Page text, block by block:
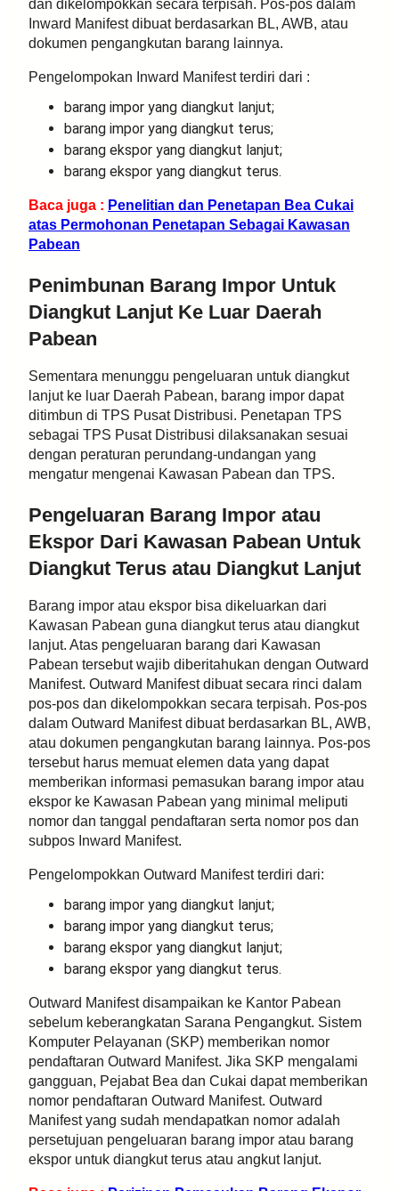
dan dikelompokkan secara terpisah. Pos-pos dalam
Inward Manifest dibuat berdasarkan BL, AWB, atau
dokumen pengangkutan barang lainnya.
Pengelompokan Inward Manifest terdiri dari :
barang impor yang diangkut lanjut;
barang impor yang diangkut terus;
barang ekspor yang diangkut lanjut;
barang ekspor yang diangkut terus.
Baca juga : Penelitian dan Penetapan Bea Cukai
atas Permohonan Penetapan Sebagai Kawasan
Pabean
Penimbunan Barang Impor Untuk
Diangkut Lanjut Ke Luar Daerah
Pabean
Sementara menunggu pengeluaran untuk diangkut
lanjut ke luar Daerah Pabean, barang impor dapat
ditimbun di TPS Pusat Distribusi. Penetapan TPS
sebagai TPS Pusat Distribusi dilaksanakan sesuai
dengan peraturan perundang-undangan yang
mengatur mengenai Kawasan Pabean dan TPS.
Pengeluaran Barang Impor atau
Ekspor Dari Kawasan Pabean Untuk
Diangkut Terus atau Diangkut Lanjut
Barang impor atau ekspor bisa dikeluarkan dari
Kawasan Pabean guna diangkut terus atau diangkut
lanjut. Atas pengeluaran barang dari Kawasan
Pabean tersebut wajib diberitahukan dengan Outward
Manifest. Outward Manifest dibuat secara rinci dalam
pos-pos dan dikelompokkan secara terpisah. Pos-pos
dalam Outward Manifest dibuat berdasarkan BL, AWB,
atau dokumen pengangkutan barang lainnya. Pos-pos
tersebut harus memuat elemen data yang dapat
memberikan informasi pemasukan barang impor atau
ekspor ke Kawasan Pabean yang minimal meliputi
nomor dan tanggal pendaftaran serta nomor pos dan
subpos Inward Manifest.
Pengelompokkan Outward Manifest terdiri dari:
barang impor yang diangkut lanjut;
barang impor yang diangkut terus;
barang ekspor yang diangkut lanjut;
barang ekspor yang diangkut terus.
Outward Manifest disampaikan ke Kantor Pabean
sebelum keberangkatan Sarana Pengangkut. Sistem
Komputer Pelayanan (SKP) memberikan nomor
pendaftaran Outward Manifest. Jika SKP mengalami
gangguan, Pejabat Bea dan Cukai dapat memberikan
nomor pendaftaran Outward Manifest. Outward
Manifest yang sudah mendapatkan nomor adalah
persetujuan pengeluaran barang impor atau barang
ekspor untuk diangkut terus atau angkut lanjut.